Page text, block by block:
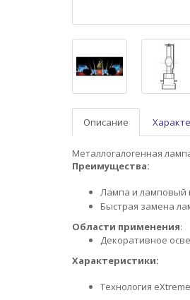
Описание
Металлогалогенная
Преимущества:
Лампа и ламповый
Быстрая замена
Области применения:
Декоративное
Характеристики:
Технология